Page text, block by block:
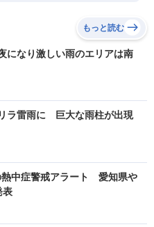
もっと読む
なり激しい雨のエリアは南
ラ雷雨に 巨大な雨柱が出現
熱中症警戒アラート 愛知県や
表